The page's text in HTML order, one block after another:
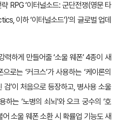
RPG ‘이터널소드: 군단전쟁(영문 타
이하 ‘이터널소드’)’의 글로벌 업데
하게 만들어줄 ‘소울 웨폰’ 4종이 새
로는 ‘커크스’가 사용하는 ‘케이론의
검’이 처음으로 등장하고, 병사용 소울
는 ‘노병의 쇠뇌’와 오크 궁수의 ‘호
어 소울 웨폰 소환 시 확률업 기능도 새